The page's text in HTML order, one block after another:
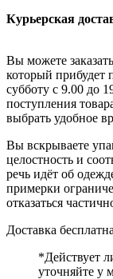
Курьерская
Вы можете
который прибудет
субботу с 9.00 до
поступления
выбрать удобное
Вы вскрываете
целостность и
речь идёт об
примерки
отказаться
Доставка
*Действует
уточняйте у